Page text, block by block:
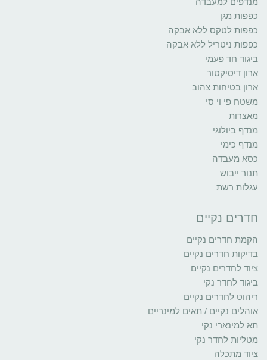
כפפות מגן
כפפות לטקס ללא אבקה
כפפות ניטריל ללא אבקה
ביגוד חד פעמי
ארון דיסיקטור
ארון בטיחות צהוב
משטח פי וי סי
מאצרות
מנדף ביולוגי
מנדף כימי
כסא מעבדה
תנור ייבוש
עגלות רשת
חדרים נקיים
הקמת חדרים נקיים
בדיקות חדרים נקיים
ציוד לחדרים נקיים
ביגוד לחדר נקי
ריהוט לחדרים נקיים
אוהלים נקיים / תאים למינריים
תא למינארי נקי
מטליות לחדר נקי
ציוד מתכלה